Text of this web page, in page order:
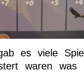
es viele
waren was